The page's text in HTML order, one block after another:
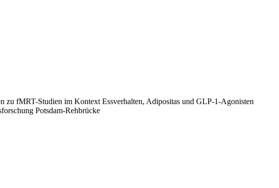
fMRT-Studien im Kontext Essverhalten, Adipositas und GLP-1-Agonisten
Potsdam-Rehbrücke